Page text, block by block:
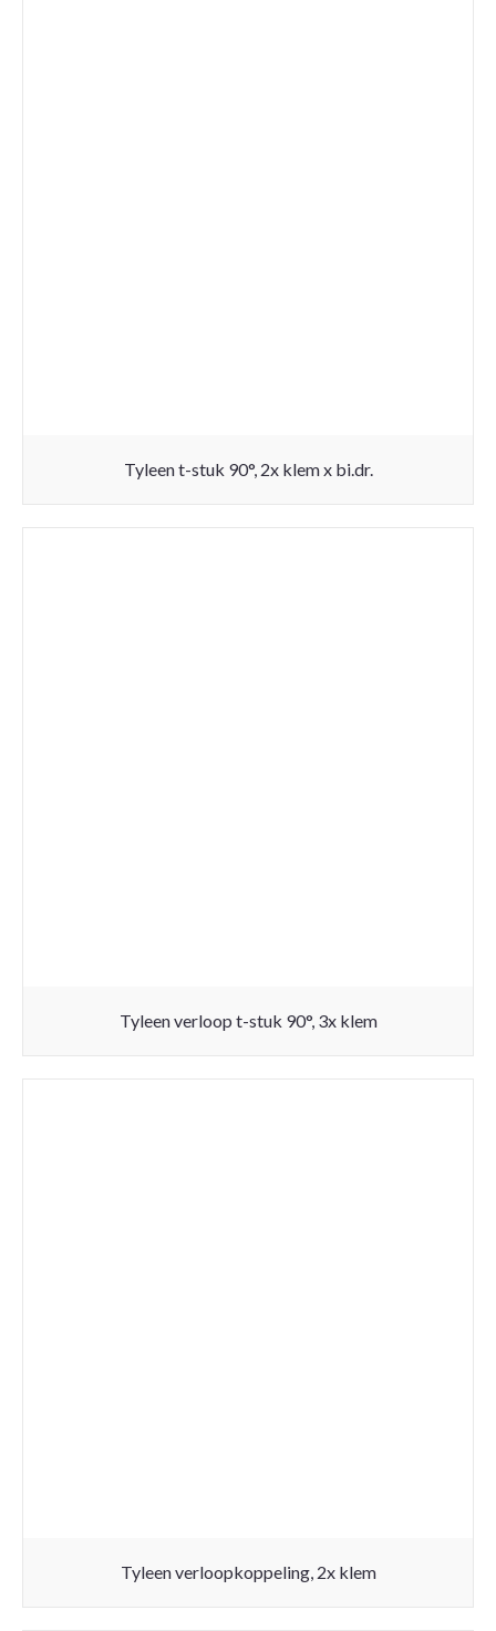
Tyleen t-stuk 90°, 2x klem x bi.dr.
Tyleen verloop t-stuk 90°, 3x klem
Tyleen verloopkoppeling, 2x klem